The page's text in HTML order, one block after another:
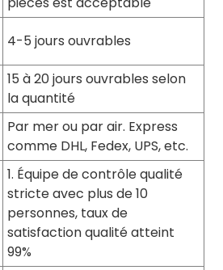
4-5 jours ouvrables
15 à 20 jours ouvrables selon
la quantité
Par mer ou par air. Express
comme DHL, Fedex, UPS, etc.
1. Équipe de contrôle qualité
stricte avec plus de 10
personnes, taux de
satisfaction qualité atteint
99%